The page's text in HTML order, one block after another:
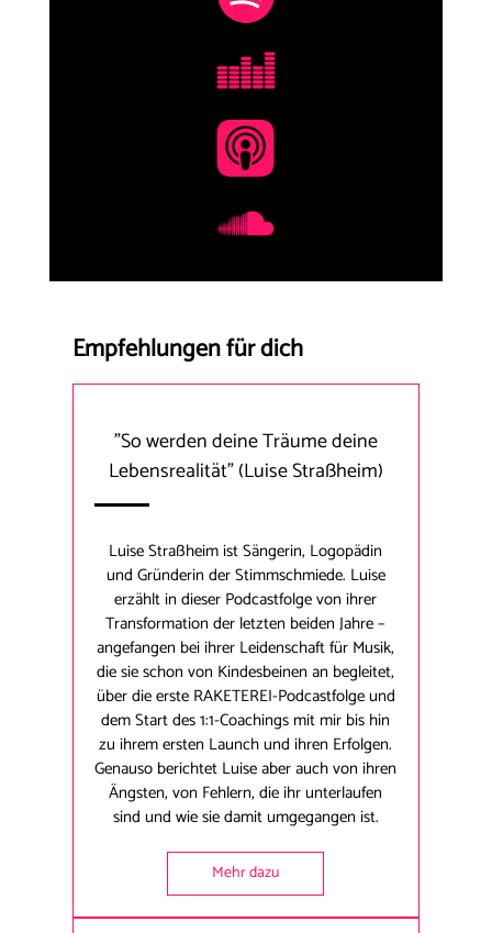
Empfehlungen für dich
"So werden deine Träume deine
Lebensrealität"(Luise Straßheim)
Luise Straßheim ist Sängerin, Logopädin
und Gründerin der Stimmschmiede. Luise
erzählt in dieser Podcastfolge von ihrer
Transformation der letzten beiden Jahre –
angefangen bei ihrer Leidenschaft für Musik,
die sie schon von Kindesbeinen an begleitet,
über die erste RAKETEREI-Podcastfolge und
dem Start des 1:1-Coachings mit mir bis hin
zu ihrem ersten Launch und ihren Erfolgen.
Genauso berichtet Luise aber auch von ihren
Ängsten, von Fehlern, die ihr unterlaufen
sind und wie sie damit umgegangen ist.
Mehr dazu